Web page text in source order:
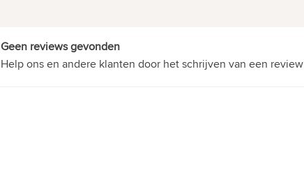
Geen reviews gevonden
Help ons en andere klanten door het schrijven van een review